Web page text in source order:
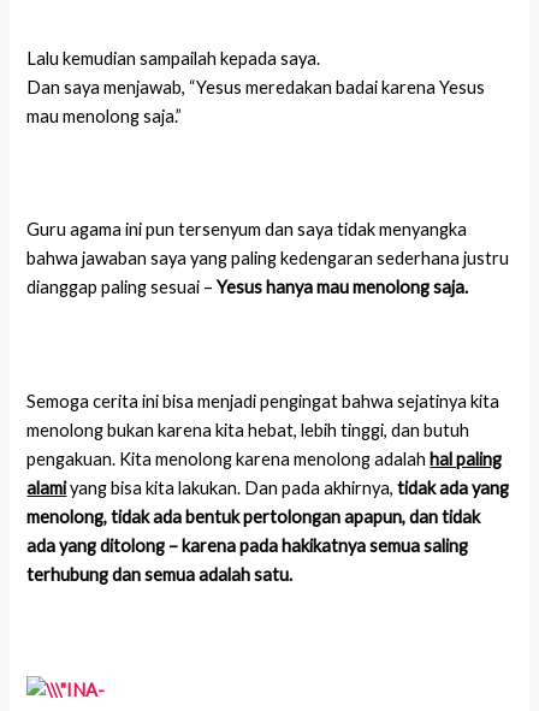
Lalu kemudian sampailah kepada saya.
Dan saya menjawab, “Yesus meredakan badai karena Yesus
mau menolong saja.”
Guru agama ini pun tersenyum dan saya tidak menyangka
bahwa jawaban saya yang paling kedengaran sederhana justru
dianggap paling sesuai –Yesus hanya mau menolong saja.
Semoga cerita ini bisa menjadi pengingat bahwa sejatinya kita
menolong bukan karena kita hebat, lebih tinggi, dan butuh
pengakuan. Kita menolong karena menolong adalahhal paling
alamiyang bisa kita lakukan. Dan pada akhirnya,tidak ada yang
menolong, tidak ada bentuk pertolongan apapun, dan tidak
ada yang ditolong – karena pada hakikatnya semua saling
terhubung dan semua adalah satu.